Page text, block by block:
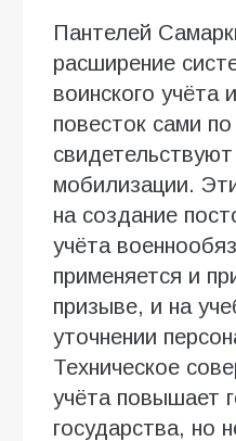
Пантелей
расширение
воинского учёта
повесток сами
мобилизации.
на создание
учёта
применяется и
призыве, и на
уточнении
Техническое
учёта повышает
государства, но